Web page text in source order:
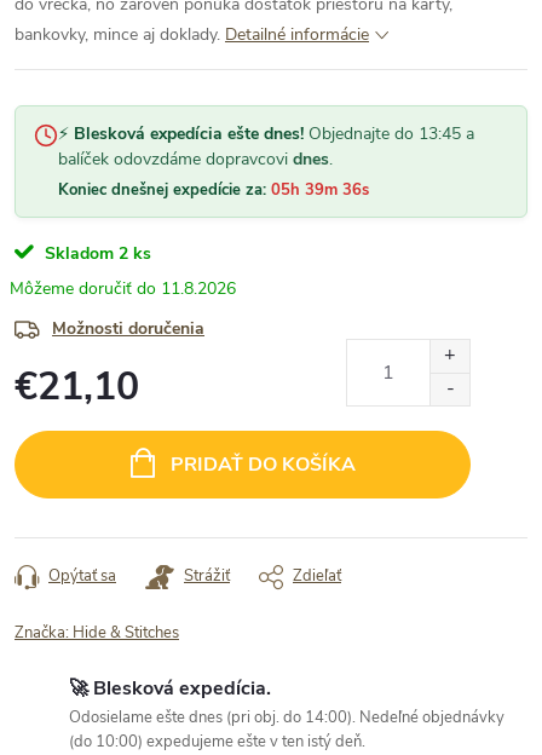
do vrecka, no zároveň ponúka dostatok priestoru na karty,
bankovky, mince aj doklady. Detailné informácie
⚡ Blesková expedícia ešte dnes! Objednajte do 13:45 a
balíček odovzdáme dopravcovi dnes.
Koniec dnešnej expedície za: 05h 39m 35s
Skladom 2 ks
11.8.2026
Možnosti doručenia
€21,10
cena:
PRIDAŤ DO KOŠÍKA
Opýtať sa Strážiť Zdieľať
Značka: Hide & Stitches
🚀 Blesková expedícia.
Odosielame ešte dnes (pri obj. do 14:00). Nedeľné objednávky
(do 10:00) expedujeme ešte v ten istý deň.